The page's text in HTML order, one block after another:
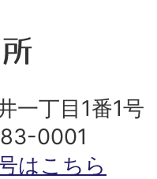
一丁目1番1号
0001
はこちら